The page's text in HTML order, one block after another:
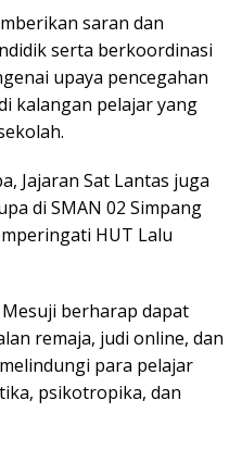
saran dan
serta berkoordinasi
upaya pencegahan
kalangan pelajar yang
Jajaran Sat Lantas juga
di SMAN 02 Simpang
HUT Lalu
berharap dapat
remaja, judi online, dan
para pelajar
psikotropika, dan